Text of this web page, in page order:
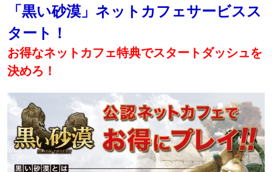
「黒い砂漠」ネットカフェサービスス
タート！
お得なネットカフェ特典でスタートダッシュを
決めろ！
日本語